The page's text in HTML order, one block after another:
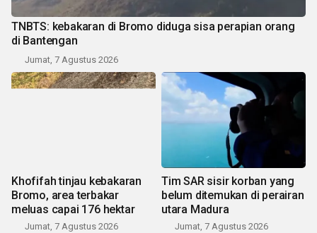
TNBTS: kebakaran di Bromo diduga sisa perapian orang
di Bantengan
Jumat, 7 Agustus 2026
Khofifah tinjau kebakaran
Bromo, area terbakar
meluas capai 176 hektar
Jumat, 7 Agustus 2026
Tim SAR sisir korban yang
belum ditemukan di perairan
utara Madura
Jumat, 7 Agustus 2026